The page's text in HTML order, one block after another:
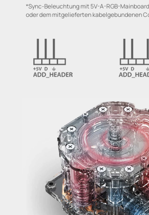
*Sync-Beleuchtung mit 5V-A-RGB-
oder dem mitgelieferten kabelgebundenen